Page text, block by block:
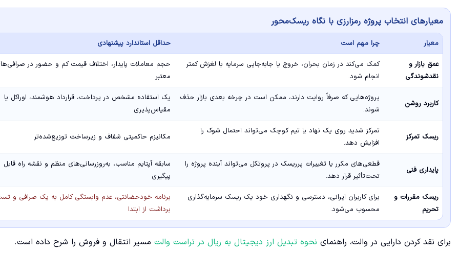
معیارهای انتخاب پروژه رمزارزی با نگاه ریسک‌محور
معیار چرا مهم است حداقل استاندارد پیشنهادی
عمق بازار و
نقدشوندگی
کمک می‌کند در زمان بحران، خروج یا جابه‌جایی سرمایه با لغزش کمتر
انجام شود.
حجم معاملات پایدار، اختلاف قیمت کم و حضور در
معتبر
کاربرد روشن
پروژه‌هایی که صرفاً روایت دارند، ممکن است در چرخه بعدی بازار حذف
شوند.
یک استفاده مشخص در پرداخت، قرارداد هوشمند، اوراکل یا
مقیاس‌پذیری
ریسک تمرکز
تمرکز شدید روی یک نهاد یا تیم کوچک می‌تواند احتمال شوک را
افزایش دهد.
مکانیزم حاکمیتی شفاف و زیرساخت توزیع‌شده‌تر
پایداری فنی
قطعی‌های مکرر یا تغییرات پرریسک در پروتکل می‌تواند آینده پروژه را
تحت‌تأثیر قرار دهد.
سابقه آپتایم مناسب، به‌روزرسانی‌های منظم و نقشه راه قابل
پیگیری
ریسک مقررات و
تحریم
برای کاربران ایرانی، دسترسی و نگهداری خود یک ریسک سرمایه‌گذاری
محسوب می‌شود.
برنامه خودحضانتی، عدم وابستگی کامل به یک صرافی و
برداشت از ابتدا
برای نقد کردن دارایی در والت، راهنمای نحوه تبدیل ارز دیجیتال به ریال در تراست والت مسیر انتقال و فروش را شرح داده است.